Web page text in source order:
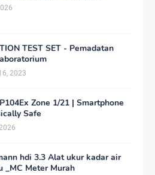
TEST SET - Pemadatan
2023
21 | Smartphone
Safe
hdi 3.3 Alat ukur kadar air
_MC Meter Murah